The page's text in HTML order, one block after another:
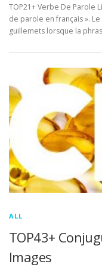
TOP21+ Verbe De Parole
de parole en français ».
guillemets lorsque la
ALL
TOP43+
Images